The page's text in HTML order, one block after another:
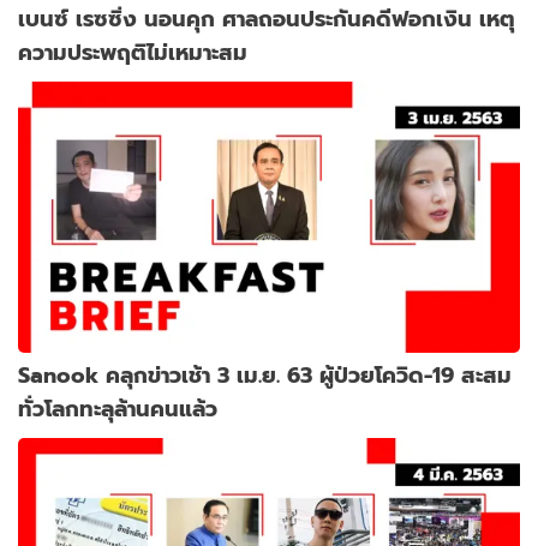
เบนซ์ เรซซิ่ง นอนคุก ศาลถอนประกันคดีฟอกเงิน เหตุ
ความประพฤติไม่เหมาะสม
Sanook คลุกข่าวเช้า 3 เม.ย. 63 ผู้ป่วยโควิด-19 สะสม
ทั่วโลกทะลุล้านคนแล้ว